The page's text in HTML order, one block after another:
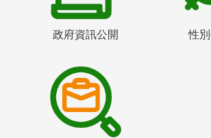
政府資訊公開 性